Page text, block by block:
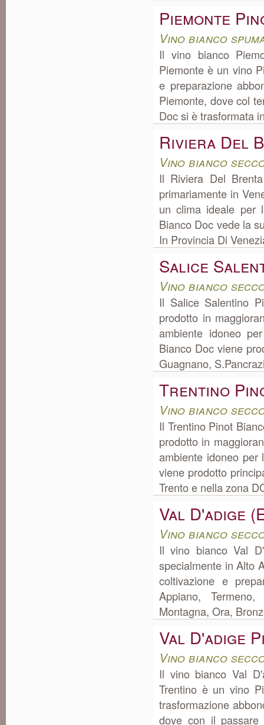
Piemonte
Vino bianco
Il vino bianco
Piemonte è un vino
e preparazione
Piemonte, dove col
Doc si è trasformata
Riviera Del
Vino bianco
Il Riviera Del
primariamente in
un clima ideale per
Bianco Doc vede la
In Provincia Di
Salice
Vino bianco
Il Salice Salentino
prodotto in
ambiente idoneo
Bianco Doc viene
Guagnano,
Trentino
Vino bianco
Il Trentino Pinot
prodotto in
ambiente idoneo per
viene prodotto
Trento e nella zona
Val D'adige
Vino bianco
Il vino bianco Val
specialmente in Alto
coltivazione e
Appiano,
Montagna, Ora,
Val D'adige
Vino bianco
Il vino bianco Val
Trentino è un vino
trasformazione
dove con il